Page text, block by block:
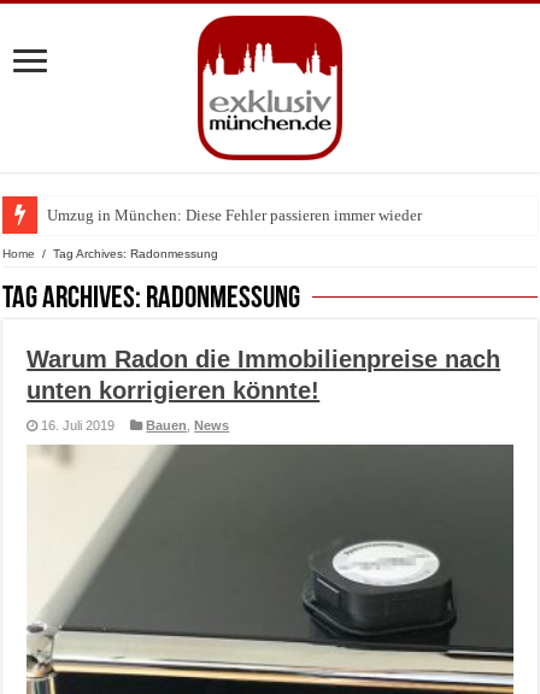
Umzug in München: Diese Fehler passieren immer wieder
Zu Gast im Fränk’ness: Sternekoch Alexander Herrmann lädt krebskranke
Home / Tag Archives: Radonmessung
Tag Archives: Radonmessung
Warum Radon die Immobilienpreise nach
unten korrigieren könnte!
16. Juli 2019 Bauen ,News